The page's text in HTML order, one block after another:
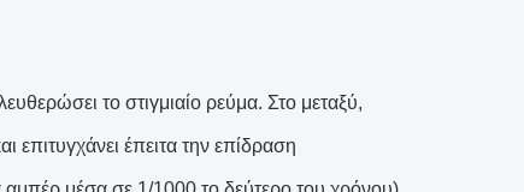
το στιγμιαίο ρεύμα. Στο μεταξύ,
επιτυγχάνει έπειτα την επίδραση